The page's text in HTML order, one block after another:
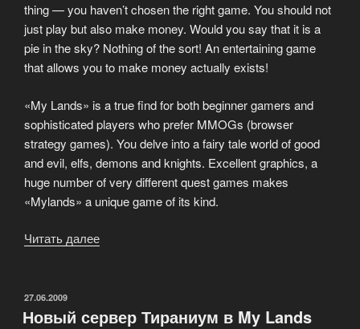
thing — you haven’t chosen the right game. You should not
just play but also make money. Would you say that it is a
pie in the sky? Nothing of the sort! An entertaining game
that allows you to make money actually exists!
«My Lands» is a true find for both beginner gamers and
sophisticated players who prefer MMOGs (browser
strategy games). You delve into a fairy tale world of good
and evil, elfs, demons and knights. Excellent graphics, a
huge number of very different quest games makes
«Mylands» a unique game of its kind.
Читать далее
strategy
ОПУБЛИКОВАНО
27.06.2009
Новый сервер Тираниум в My Lands